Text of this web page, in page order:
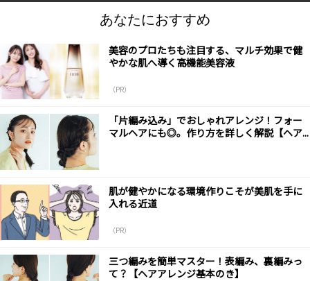
あなたにおすすめ
美容のプロたちも注目する、マルチ効果で健
やかな肌へ導く高機能美容液
（PR）
「片編み込み」でおしゃれアレンジ！フォー
マルヘアにも◎。作り方を詳しく解説【ヘア...
肌が健やかになる環境作りこそが美肌を手に
入れる近道
（PR）
三つ編みを簡単マスター！表編み、裏編みっ
て？【ヘアアレンジ基本のき】